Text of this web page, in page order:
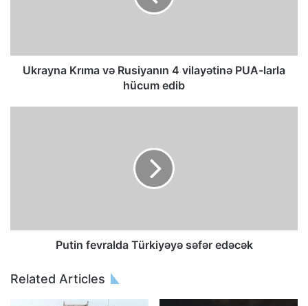
Ukrayna Krıma və Rusiyanın 4 vilayətinə PUA-larla
hücum edib
Putin fevralda Türkiyəyə səfər edəcək
Related Articles